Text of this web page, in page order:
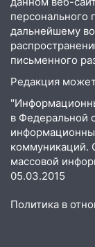
персонального
дальнейшему
письменного
Редакция
в Федеральной
коммуникаций.
массовой
05.03.2015
Политика в